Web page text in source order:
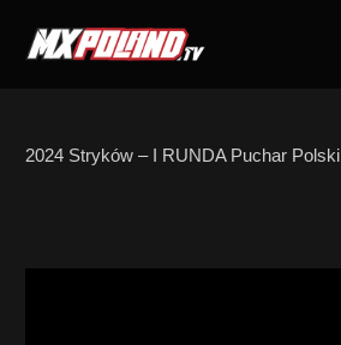
content
2024 Stryków – I RUNDA Puchar Polski